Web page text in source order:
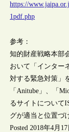
https://
1pdf.php
参考：
知的財産戦略本部
おいて「インター
対する緊急対策」
「Anitube」、「
るサイトについて
グが適当と位置づ
Posted 2018年4月17